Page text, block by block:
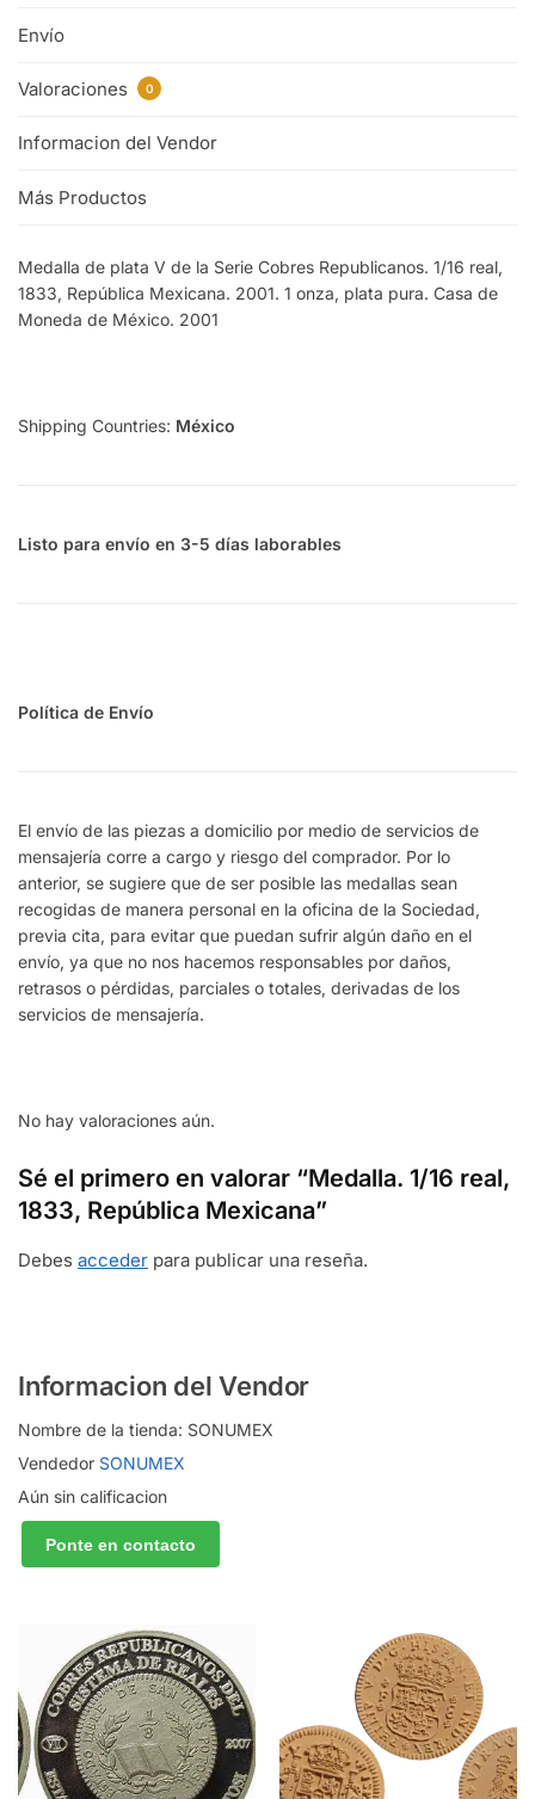
Envío
Valoraciones 0
Informacion del Vendor
Más Productos
Medalla de plata V de la Serie Cobres Republicanos. 1/16 real,
1833, República Mexicana. 2001. 1 onza, plata pura. Casa de
Moneda de México. 2001
Shipping Countries: México
Listo para envío en 3-5 días laborables
Política de Envío
El envío de las piezas a domicilio por medio de servicios de
mensajería corre a cargo y riesgo del comprador. Por lo
anterior, se sugiere que de ser posible las medallas sean
recogidas de manera personal en la oficina de la Sociedad,
previa cita, para evitar que puedan sufrir algún daño en el
envío, ya que no nos hacemos responsables por daños,
retrasos o pérdidas, parciales o totales, derivadas de los
servicios de mensajería.
No hay valoraciones aún.
Sé el primero en valorar “Medalla. 1/16 real,
1833, República Mexicana”
Debes acceder para publicar una reseña.
Informacion del Vendor
Nombre de la tienda: SONUMEX
Vendedor SONUMEX
Aún sin calificacion
Ponte en contacto